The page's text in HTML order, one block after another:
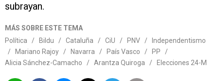
subrayan.
MÁS SOBRE ESTE TEMA
Política
/ Bildu / Cataluña / CiU / PNV /
Independentismo
/
Mariano Rajoy / Navarra / País Vasco / PP
/
Alicia Sánchez-Camacho
/ Arantza Quiroga / Elecciones 24-M